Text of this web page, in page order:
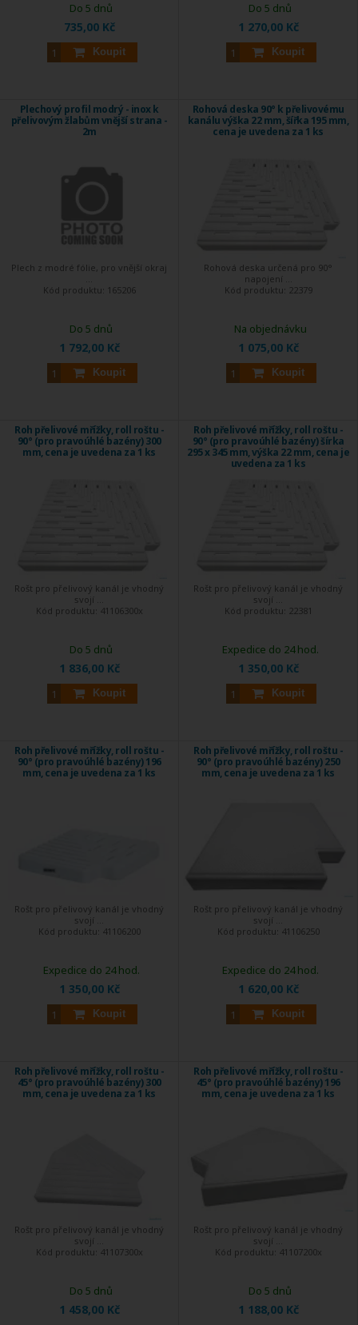
735,00 Kč
Koupit
Do 5 dnů
1 270,00 Kč
Koupit
Do 5 dnů
Plechový profil modrý - inox k
přelivovým žlabům vnější strana -
2m
Plech z modré fólie, pro vnější okraj
Kód produktu: 165206
1 792,00 Kč
Koupit
Do 5 dnů
Rohová deska 90° k přelivovému
kanálu výška 22 mm, šířka 195 mm,
cena je uvedena za 1 ks
Rohová deska určená pro 90°
napojení ...
Kód produktu: 22379
1 075,00 Kč
Koupit
Na objednávku
Roh přelivové mřížky, roll roštu -
90° (pro pravoúhlé bazény) 300
mm, cena je uvedena za 1 ks
Rošt pro přelivový kanál je vhodný
svojí ...
Kód produktu: 41106300x
1 836,00 Kč
Koupit
Do 5 dnů
Roh přelivové mřížky, roll roštu -
90° (pro pravoúhlé bazény) šírka
295 x 345 mm, výška 22 mm, cena je
uvedena za 1 ks
Rošt pro přelivový kanál je vhodný
svojí ...
Kód produktu: 22381
1 350,00 Kč
Koupit
Expedice do 24 hod.
Roh přelivové mřížky, roll roštu -
90° (pro pravoúhlé bazény) 196
mm, cena je uvedena za 1 ks
Rošt pro přelivový kanál je vhodný
svojí ...
Kód produktu: 41106200
1 350,00 Kč
Koupit
Expedice do 24 hod.
Roh přelivové mřížky, roll roštu -
90° (pro pravoúhlé bazény) 250
mm, cena je uvedena za 1 ks
Rošt pro přelivový kanál je vhodný
svojí ...
Kód produktu: 41106250
1 620,00 Kč
Koupit
Expedice do 24 hod.
Roh přelivové mřížky, roll roštu -
45° (pro pravoúhlé bazény) 300
mm, cena je uvedena za 1 ks
Rošt pro přelivový kanál je vhodný
svojí ...
Kód produktu: 41107300x
1 458,00 Kč
Do 5 dnů
Roh přelivové mřížky, roll roštu -
45° (pro pravoúhlé bazény) 196
mm, cena je uvedena za 1 ks
Rošt pro přelivový kanál je vhodný
svojí ...
Kód produktu: 41107200x
1 188,00 Kč
Do 5 dnů